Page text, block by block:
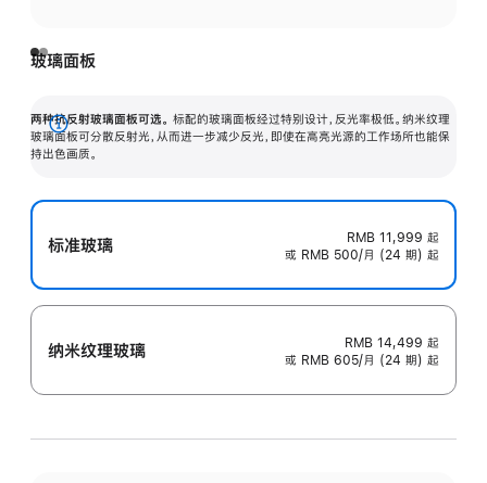
玻璃面板
两种抗反射玻璃面板可选。 标配的玻璃面板经过特别设计，反光率极低。纳米纹理
玻璃面板可分散反射光，从而进一步减少反光，即使在高亮光源的工作场所也能保
持出色画质。
展
开
标准玻璃 RMB 11,999 起
或 RMB 500/月 (24 期) 起
纳米纹理玻璃 RMB 14,499 起
或 RMB 605/月 (24 期) 起